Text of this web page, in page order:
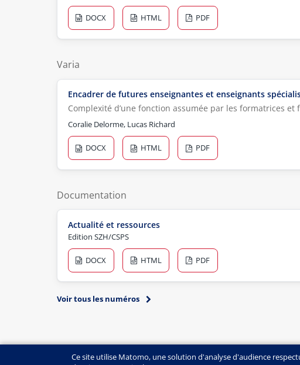
DOCX
HTML PDF
Varia
Encadrer de futures enseignantes et enseignants
Complexité d’une fonction assumée par les formatrices
Coralie Delorme, Lucas Richard
DOCX
HTML PDF
Documentation
Actualité et ressources
Edition SZH/CSPS
DOCX
HTML PDF
Voir tous les numéros
Ce site utilise Matomo, une solution d'analyse d'audience